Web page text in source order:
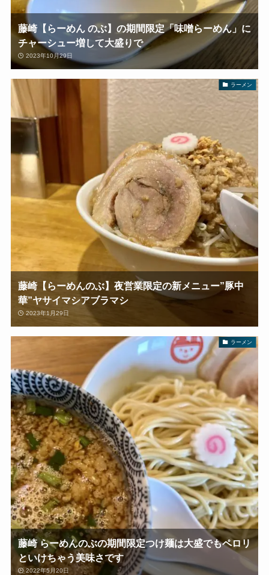
藤崎【らーめん のぶ】の期間限定「味噌らーめん」に
チャーシュー増して大盛りで
2023年10月29日
ラーメン
藤崎【らーめんのぶ】夜営業限定の新メニュー”豚中
華”ヤサイマシアブラマシ
2023年1月29日
ラーメン
藤崎 らーめんのぶの期間限定つけ麺は大盛でもペロリ
といけちゃう美味さです
2022年5月20日